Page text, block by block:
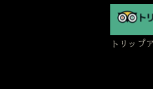
トリップ